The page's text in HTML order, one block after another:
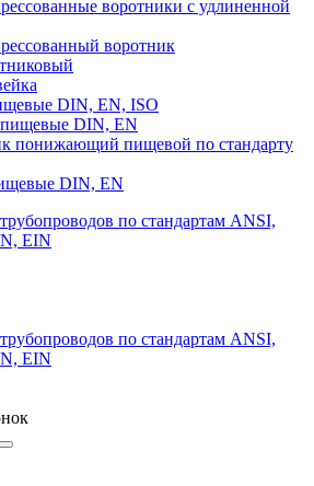
воротники с удлиненной
воротник
DIN, EN, ISO
DIN, EN
понижающий пищевой по стандарту
DIN, EN